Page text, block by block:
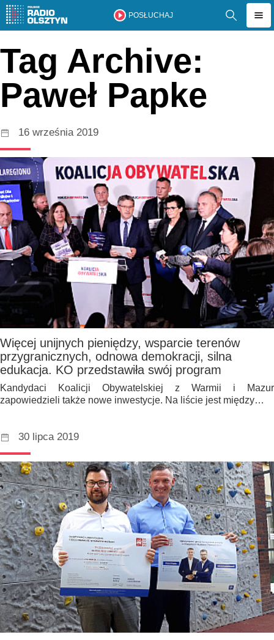
POSŁUCHAJ
Tag Archive:
Paweł Papke
16 września 2019
Więcej unijnych pieniędzy, wsparcie terenów
przygranicznych, odnowa demokracji, silna
edukacja. KO przedstawiła swój program
Kandydaci Koalicji Obywatelskiej z Warmii i Mazur
zapowiedzieli także nowe inwestycje. Na liście jest między…
30 lipca 2019